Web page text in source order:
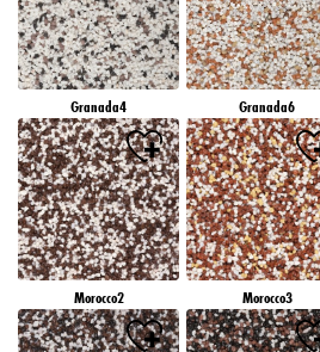
Granada4 Granada6
Morocco2 Morocco3